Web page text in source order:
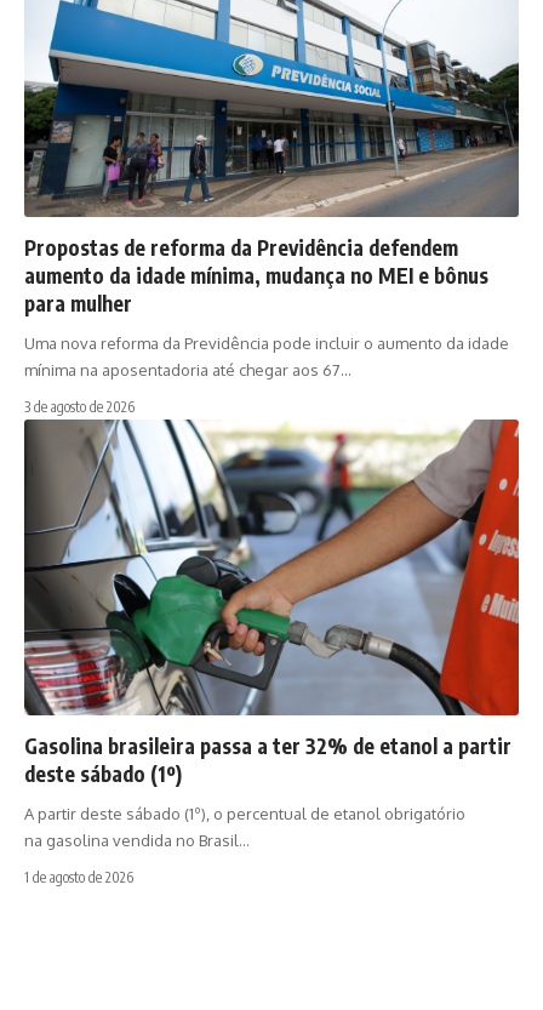
Propostas de reforma da Previdência defendem
aumento da idade mínima, mudança no MEI e bônus
para mulher
Uma nova reforma da Previdência pode incluir o aumento da idade
mínima na aposentadoria até chegar aos 67…
3 de agosto de 2026
Gasolina brasileira passa a ter 32% de etanol a partir
deste sábado (1º)
A partir deste sábado (1º), o percentual de etanol obrigatório
na gasolina vendida no Brasil…
1 de agosto de 2026